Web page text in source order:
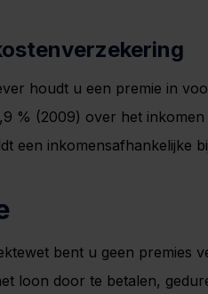
houdt u een premie in
% (2009) over het
een inkomensafhankelijke
bent u geen premies
loon door te betalen,